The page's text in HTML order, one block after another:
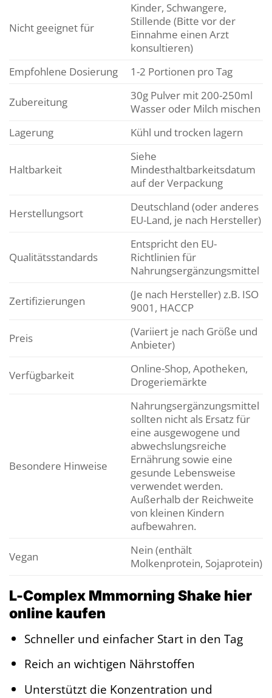
Nicht geeignet für
Kinder, Schwangere,
Stillende (Bitte vor der
Einnahme einen Arzt
konsultieren)
Empfohlene Dosierung
1-2 Portionen pro Tag
Zubereitung
30g Pulver mit 200-250ml
Wasser oder Milch mischen
Lagerung
Kühl und trocken lagern
Haltbarkeit
Siehe
Mindesthaltbarkeitsdatum
auf der Verpackung
Herstellungsort
Deutschland (oder anderes
EU-Land, je nach Hersteller)
Qualitätsstandards
Entspricht den EU-
Richtlinien für
Nahrungsergänzungsmittel
Zertifizierungen
(Je nach Hersteller) z.B. ISO
9001, HACCP
Preis
(Variiert je nach Größe und
Anbieter)
Verfügbarkeit
Online-Shop, Apotheken,
Drogeriemärkte
Besondere Hinweise
Nahrungsergänzungsmittel
sollten nicht als Ersatz für
eine ausgewogene und
abwechslungsreiche
Ernährung sowie eine
gesunde Lebensweise
verwendet werden.
Außerhalb der Reichweite
von kleinen Kindern
aufbewahren.
Vegan
Nein (enthält
Molkenprotein, Sojaprotein)
L-Complex Mmmorning Shake hier
online kaufen
Schneller und einfacher Start in den Tag
Reich an wichtigen Nährstoffen
Unterstützt die Konzentration und